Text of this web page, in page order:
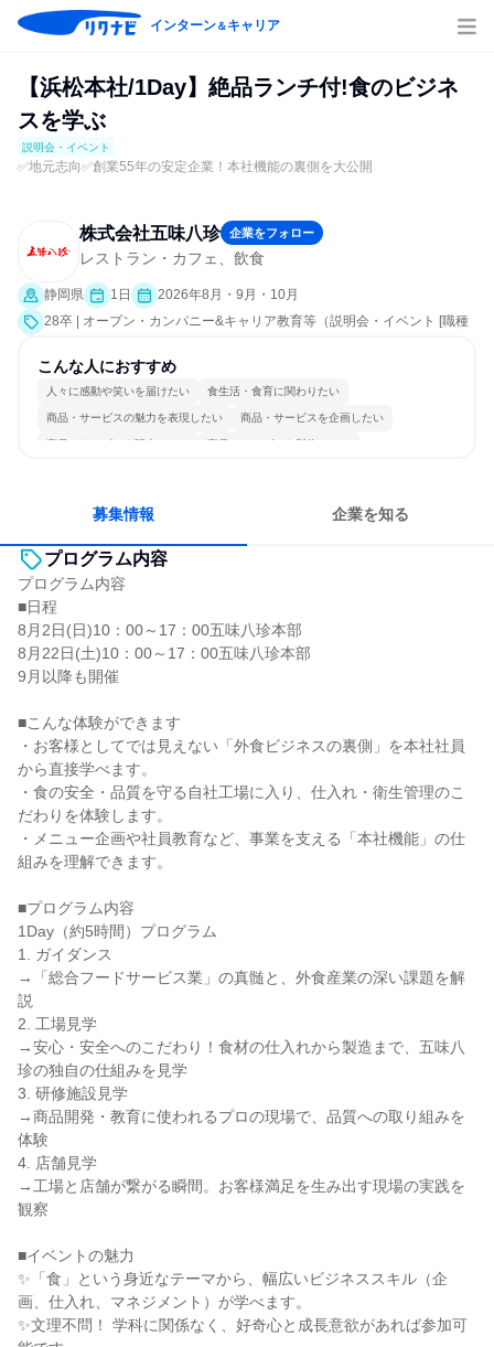
インターン＆キャリア
【浜松本社/1Day】絶品ランチ付!食のビジネ
スを学ぶ
説明会・イベント
✅地元志向✅創業55年の安定企業！本社機能の裏側を大公開
株式会社五味八珍 企業をフォロー
レストラン・カフェ、飲食
静岡県 1日
2026年8月・9月・10月
28卒 | オープン・カンパニー&キャリア教育等（説明会・イベント [職種
こんな人におすすめ
人々に感動や笑いを届けたい 食生活・食育に関わりたい
商品・サービスの魅力を表現したい 商品・サービスを企画したい
商品・サービスを販売したい 商品・サービスを製作したい
募集情報 企業を知る
プログラム内容
プログラム内容
■日程
8月2日(日)10：00～17：00五味八珍本部
8月22日(土)10：00～17：00五味八珍本部
9月以降も開催
■こんな体験ができます
・お客様としてでは見えない「外食ビジネスの裏側」を本社社員
から直接学べます。
・食の安全・品質を守る自社工場に入り、仕入れ・衛生管理のこ
だわりを体験します。
・メニュー企画や社員教育など、事業を支える「本社機能」の仕
組みを理解できます。
■プログラム内容
1Day（約5時間）プログラム
1. ガイダンス
→「総合フードサービス業」の真髄と、外食産業の深い課題を解
説
2. 工場見学
→安心・安全へのこだわり！食材の仕入れから製造まで、五味八
珍の独自の仕組みを見学
3. 研修施設見学
→商品開発・教育に使われるプロの現場で、品質への取り組みを
体験
4. 店舗見学
→工場と店舗が繋がる瞬間。お客様満足を生み出す現場の実践を
観察
■イベントの魅力
✨「食」という身近なテーマから、幅広いビジネススキル（企
画、仕入れ、マネジメント）が学べます。
✨文理不問！ 学科に関係なく、好奇心と成長意欲があれば参加可